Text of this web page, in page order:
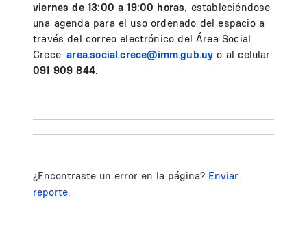
viernes de 13:00 a 19:00 horas, estableciéndose
una agenda para el uso ordenado del espacio a
través del correo electrónico del Área Social
Crece:area.social.crece@imm.gub.uy o al celular
091 909 844.
¿Encontraste un error en la página? Enviar
reporte.